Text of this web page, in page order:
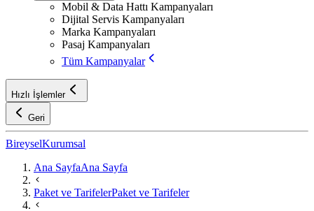
Mobil & Data Hattı Kampanyaları
Dijital Servis Kampanyaları
Marka Kampanyaları
Pasaj Kampanyaları
Tüm Kampanyalar
Hızlı İşlemler
Geri
BireyselKurumsal
Ana SayfaAna Sayfa
Paket ve TarifelerPaket ve Tarifeler